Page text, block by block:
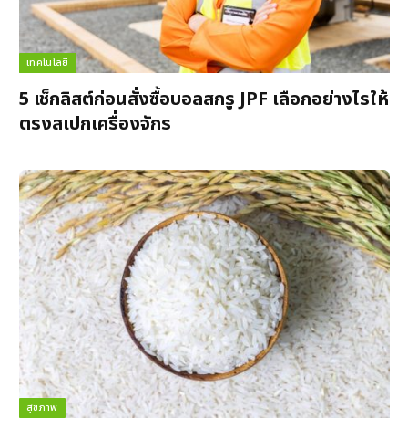
เทคโนโลยี
5 เช็กลิสต์ก่อนสั่งซื้อบอลสกรู JPF เลือกอย่างไรให้
ตรงสเปกเครื่องจักร
สุขภาพ